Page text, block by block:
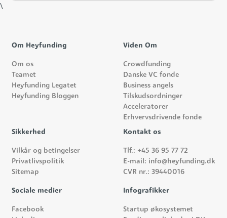
\
Om Heyfunding
Om os
Teamet
Heyfunding Legatet
Heyfunding Bloggen
Viden Om
Crowdfunding
Danske VC fonde
Business angels
Tilskudsordninger
Acceleratorer
Erhvervsdrivende fonde
Sikkerhed
Vilkår og betingelser
Privatlivspolitik
Sitemap
Kontakt os
Tlf.: +45 36 95 77 72
E-mail: info@heyfunding.dk
CVR nr.: 39440016
Sociale medier
Facebook
Infografikker
Startup økosystemet